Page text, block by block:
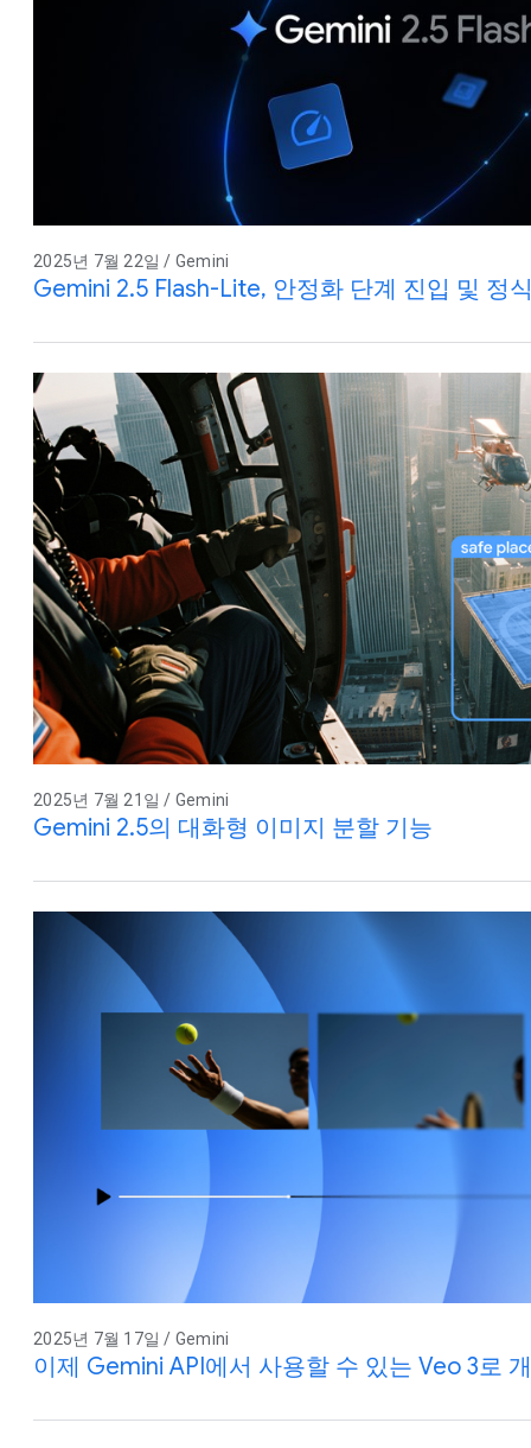
2025년 7월 22일 / Gemini
Gemini 2.5 Flash-Lite, 안정화 단계 진입 및 정
2025년 7월 21일 / Gemini
Gemini 2.5의 대화형 이미지 분할 기능
2025년 7월 17일 / Gemini
이제 Gemini API에서 사용할 수 있는 Veo 3로